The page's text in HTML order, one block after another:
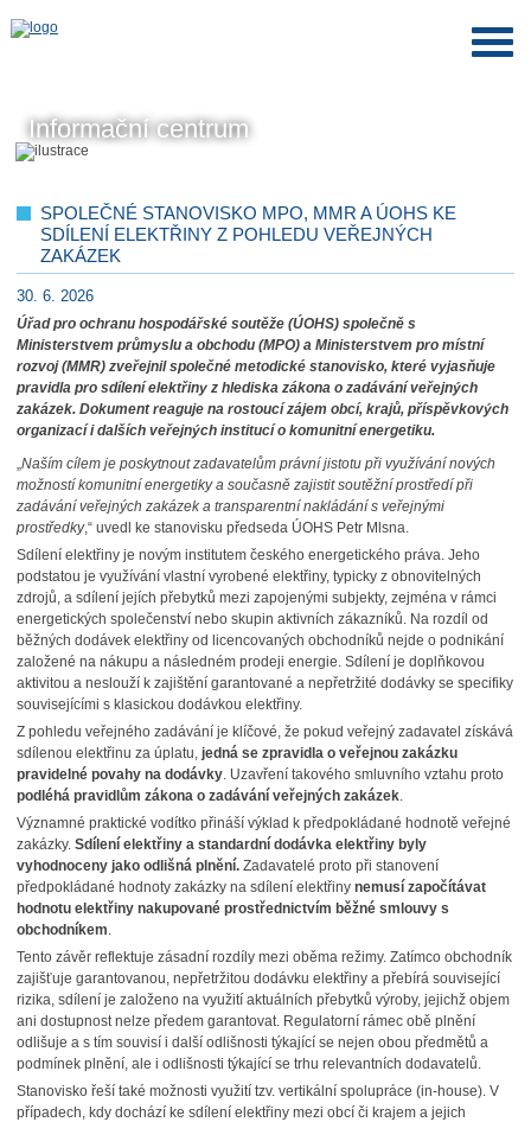
Informační centrum
SPOLEČNÉ STANOVISKO MPO, MMR A ÚOHS KE
SDÍLENÍ ELEKTŘINY Z POHLEDU VEŘEJNÝCH
ZAKÁZEK
30. 6. 2026
Úřad pro ochranu hospodářské soutěže (ÚOHS) společně s
Ministerstvem průmyslu a obchodu (MPO) a Ministerstvem pro místní
rozvoj (MMR) zveřejnil společné metodické stanovisko, které vyjasňuje
pravidla pro sdílení elektřiny z hlediska zákona o zadávání veřejných
zakázek. Dokument reaguje na rostoucí zájem obcí, krajů, příspěvkových
organizací i dalších veřejných institucí o komunitní energetiku.
„Naším cílem je poskytnout zadavatelům právní jistotu při využívání nových
možností komunitní energetiky a současně zajistit soutěžní prostředí při
zadávání veřejných zakázek a transparentní nakládání s veřejnými
prostředky,“ uvedl ke stanovisku předseda ÚOHS Petr Mlsna.
Sdílení elektřiny je novým institutem českého energetického práva. Jeho
podstatou je využívání vlastní vyrobené elektřiny, typicky z obnovitelných
zdrojů, a sdílení jejích přebytků mezi zapojenými subjekty, zejména v rámci
energetických společenství nebo skupin aktivních zákazníků. Na rozdíl od
běžných dodávek elektřiny od licencovaných obchodníků nejde o podnikání
založené na nákupu a následném prodeji energie. Sdílení je doplňkovou
aktivitou a neslouží k zajištění garantované a nepřetržité dodávky se specifiky
souvisejícími s klasickou dodávkou elektřiny.
Z pohledu veřejného zadávání je klíčové, že pokud veřejný zadavatel získává
sdílenou elektřinu za úplatu, jedná se zpravidla o veřejnou zakázku
pravidelné povahy na dodávky. Uzavření takového smluvního vztahu proto
podléhá pravidlům zákona o zadávání veřejných zakázek.
Významné praktické vodítko přináší výklad k předpokládané hodnotě veřejné
zakázky. Sdílení elektřiny a standardní dodávka elektřiny byly
vyhodnoceny jako odlišná plnění.Zadavatelé proto při stanovení
předpokládané hodnoty zakázky na sdílení elektřiny nemusí započítávat
hodnotu elektřiny nakupované prostřednictvím běžné smlouvy s
obchodníkem.
Tento závěr reflektuje zásadní rozdíly mezi oběma režimy. Zatímco obchodník
zajišťuje garantovanou, nepřetržitou dodávku elektřiny a přebírá související
rizika, sdílení je založeno na využití aktuálních přebytků výroby, jejichž objem
ani dostupnost nelze předem garantovat. Regulatorní rámec obě plnění
odlišuje a s tím souvisí i další odlišnosti týkající se nejen obou předmětů a
podmínek plnění, ale i odlišnosti týkající se trhu relevantních dodavatelů.
Stanovisko řeší také možnosti využití tzv. vertikální spolupráce (in-house). V
případech, kdy dochází ke sdílení elektřiny mezi obcí či krajem a jejich